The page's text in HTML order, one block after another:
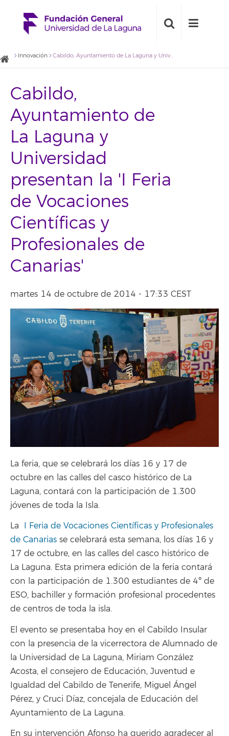
Innovación Cabildo, Ayuntamiento de La Laguna y Universidad presentan la 'I Feria de Vocaciones Científicas y Profesionales de Canarias'
Cabildo,
Ayuntamiento de
La Laguna y
Universidad
presentan la 'I Feria
de Vocaciones
Científicas y
Profesionales de
Canarias'
martes 14 de octubre de 2014 - 17:33 CEST
La feria, que se celebrará los días 16 y 17 de
octubre en las calles del casco histórico de La
Laguna, contará con la participación de 1.300
jóvenes de toda la Isla.
La I Feria de Vocaciones Científicas y Profesionales
de Canarias se celebrará esta semana, los días 16 y
17 de octubre, en las calles del casco histórico de
La Laguna. Esta primera edición de la feria contará
con la participación de 1.300 estudiantes de 4º de
ESO, bachiller y formación profesional procedentes
de centros de toda la isla.
El evento se presentaba hoy en el Cabildo Insular
con la presencia de la vicerrectora de Alumnado de
la Universidad de La Laguna, Miriam González
Acosta, el consejero de Educación, Juventud e
Igualdad del Cabildo de Tenerife, Miguel Ángel
Pérez, y Cruci Díaz, concejala de Educación del
Ayuntamiento de La Laguna.
En su intervención Afonso ha querido agradecer al